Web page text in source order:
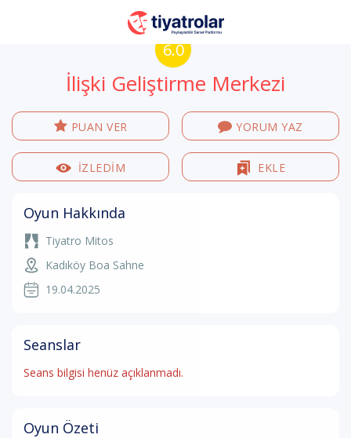
6.0
İlişki Geliştirme Merkezi
PUAN VER YORUM YAZ
İZLEDİM EKLE
Oyun Hakkında
Tiyatro Mitos
Kadıköy Boa Sahne
19.04.2025
Seanslar
Seans bilgisi henüz açıklanmadı.
Oyun Özeti